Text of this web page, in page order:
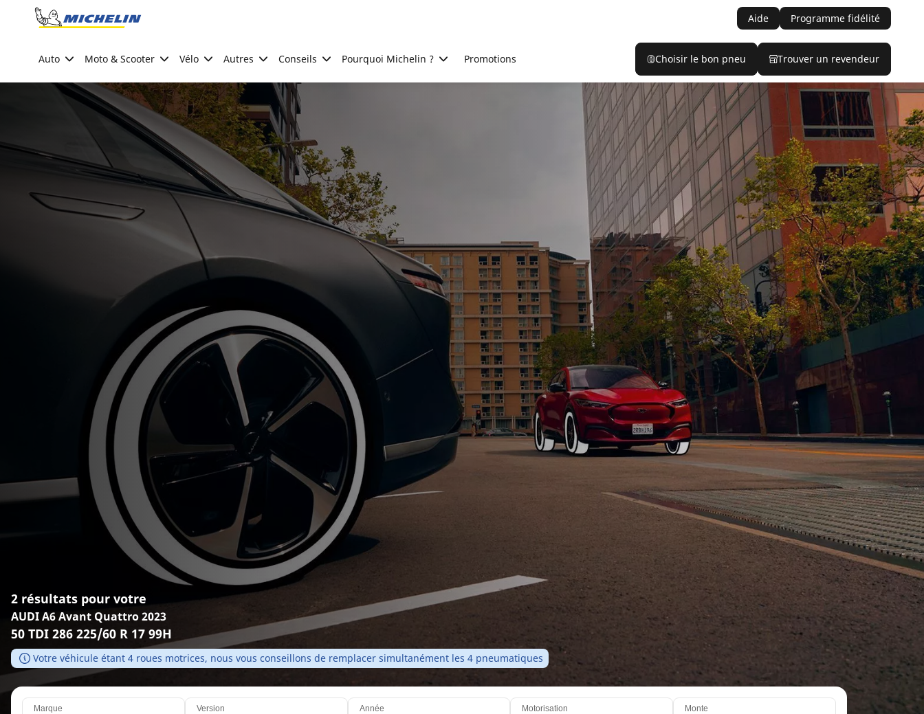
Go to page content
Aide Programme fidélité
Auto Moto & Scooter Vélo Autres Conseils Pourquoi Michelin ? Promotions Choisir le bon pneu Trouver un revendeur
2 résultats pour votre
AUDI A6 Avant Quattro 2023
50 TDI 286 225/60 R 17 99H
Votre véhicule étant 4 roues motrices, nous vous conseillons de remplacer simultanément les 4 pneumatiques
Marque Version Année Motorisation Monte